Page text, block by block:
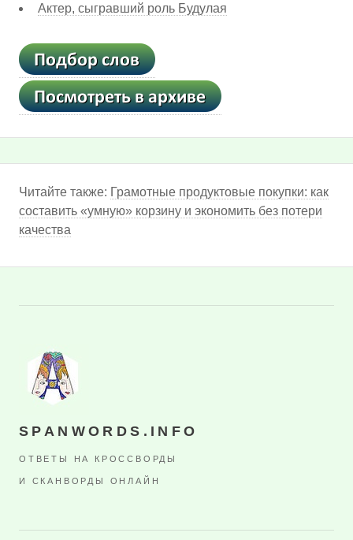
Актер, сыгравший роль Будулая
Читайте также: Грамотные продуктовые покупки: как
составить «умную» корзину и экономить без потери
качества
SPANWORDS.INFO
ОТВЕТЫ НА КРОССВОРДЫ
И СКАНВОРДЫ ОНЛАЙН